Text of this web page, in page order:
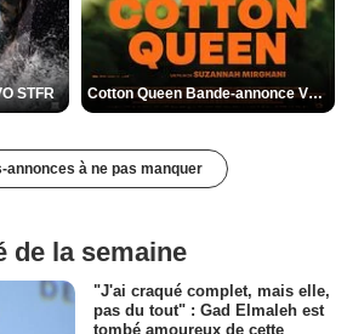
STFR Cotton Queen Bande-annonce VO STFR
annonces à ne pas manquer
de la semaine
"J'ai craqué complet, mais elle,
pas du tout" : Gad Elmaleh est
tombé amoureux de cette